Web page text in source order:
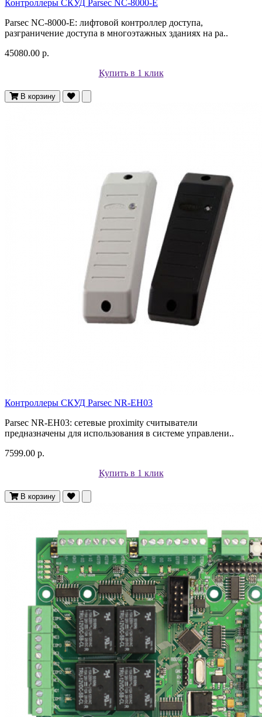
Контроллеры СКУД Parsec NC-8000-E
Parsec NC-8000-E: лифтовой контроллер доступа,
разграничение доступа в многоэтажных зданиях на ра..
45080.00 р.
Купить в 1 клик
В корзину
Контроллеры СКУД Parsec NR-EH03
Parsec NR-EH03: сетевые proximity считыватели
предназначены для использования в системе управлени..
7599.00 р.
Купить в 1 клик
В корзину